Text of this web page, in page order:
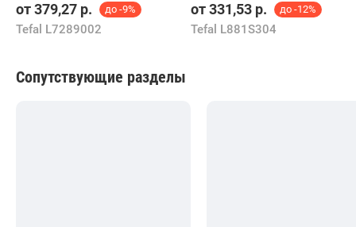
от379,27 р. до -9%
Tefal L7289002
от331,53 р. до -12%
Tefal L881S304
Сопутствующие разделы